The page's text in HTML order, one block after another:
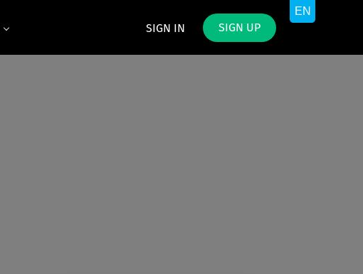
SIGN IN SIGN UP